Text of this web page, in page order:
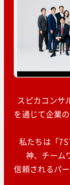
スピカコンサ
を通じて企業
私たちは「
神、チーム
信頼されるパ